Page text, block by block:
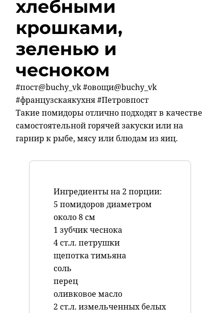
хлебными
крошками,
зеленью и
чесноком
#пост@buchy_vk #овощи@buchy_vk
#французскаякухня #Петровпост
Такие помидоры отлично подходят в качестве
самостоятельной горячей закуски или на
гарнир к рыбе, мясу или блюдам из яиц.
Ингредиенты на 2 порции:
5 помидоров диаметром
около 8 см
1 зубчик чеснока
4 ст.л. петрушки
щепотка тимьяна
соль
перец
оливковое масло
2 ст.л. измельченных белых